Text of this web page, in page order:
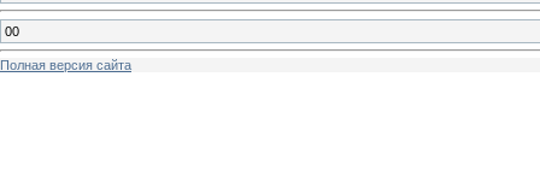
00
Полная версия сайта